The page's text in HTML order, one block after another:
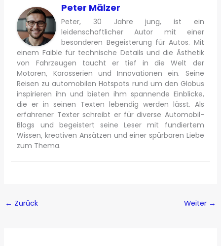
Peter Mälzer
Peter, 30 Jahre jung, ist ein
leidenschaftlicher Autor mit einer
besonderen Begeisterung für Autos. Mit
einem Faible für technische Details und die Ästhetik
von Fahrzeugen taucht er tief in die Welt der
Motoren, Karosserien und Innovationen ein. Seine
Reisen zu automobilen Hotspots rund um den Globus
inspirieren ihn und bieten ihm spannende Einblicke,
die er in seinen Texten lebendig werden lässt. Als
erfahrener Texter schreibt er für diverse Automobil-
Blogs und begeistert seine Leser mit fundiertem
Wissen, kreativen Ansätzen und einer spürbaren Liebe
zum Thema.
← Zurück Weiter →